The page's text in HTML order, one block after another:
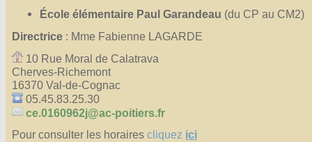
École élémentaire Paul Garandeau (du CP au CM2)
Directrice : Mme Fabienne LAGARDE
10 Rue Moral de Calatrava
Cherves-Richemont
16370 Val-de-Cognac
05.45.83.25.30
ce.0160962j@ac-poitiers.fr
Pour consulter les horaires cliquez ici